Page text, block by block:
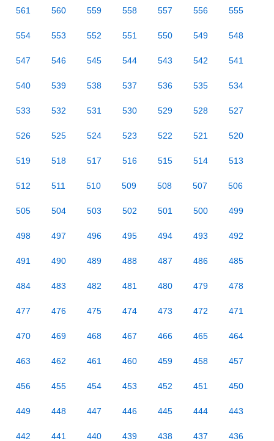
561 560 559 558 557 556 555
554 553 552 551 550 549 548
547 546 545 544 543 542 541
540 539 538 537 536 535 534
533 532 531 530 529 528 527
526 525 524 523 522 521 520
519 518 517 516 515 514 513
512 511 510 509 508 507 506
505 504 503 502 501 500 499
498 497 496 495 494 493 492
491 490 489 488 487 486 485
484 483 482 481 480 479 478
477 476 475 474 473 472 471
470 469 468 467 466 465 464
463 462 461 460 459 458 457
456 455 454 453 452 451 450
449 448 447 446 445 444 443
442 441 440 439 438 437 436